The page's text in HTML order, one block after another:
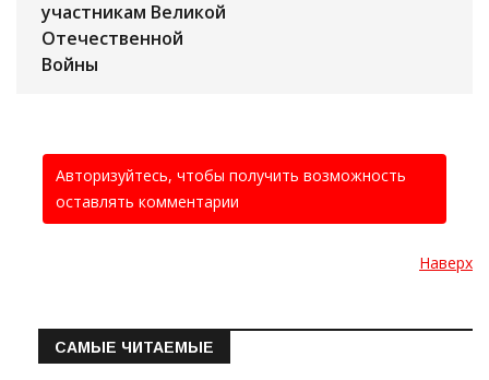
участникам Великой
Отечественной
Войны
Авторизуйтесь, чтобы получить возможность
оставлять комментарии
Наверх
САМЫЕ ЧИТАЕМЫЕ